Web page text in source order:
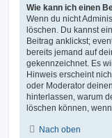
Wie kann ich einen
Wenn du nicht
löschen. Du kannst
Beitrag anklickst;
bereits jemand auf
gekennzeichnet. Es
Hinweis erscheint
oder Moderator
hinterlassen, warum
löschen können,
Nach oben